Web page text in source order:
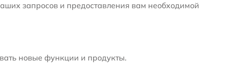
запросов и предоставления вам необходимой
новые функции и продукты.